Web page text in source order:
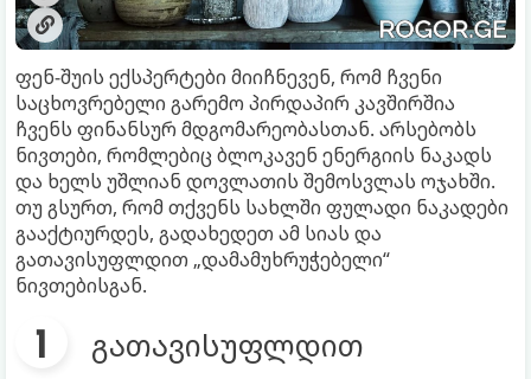
ფენ-შუის ექსპერტები მიიჩნევენ, რომ ჩვენი
საცხოვრებელი გარემო პირდაპირ კავშირშია
ჩვენს ფინანსურ მდგომარეობასთან. არსებობს
ნივთები, რომლებიც ბლოკავენ ენერგიის ნაკადს
და ხელს უშლიან დოვლათის შემოსვლას ოჯახში.
თუ გსურთ, რომ თქვენს სახლში ფულადი ნაკადები
გააქტიურდეს, გადახედეთ ამ სიას და
გათავისუფლდით „დამამუხრუჭებელი“
ნივთებისგან.
გათავისუფლდით